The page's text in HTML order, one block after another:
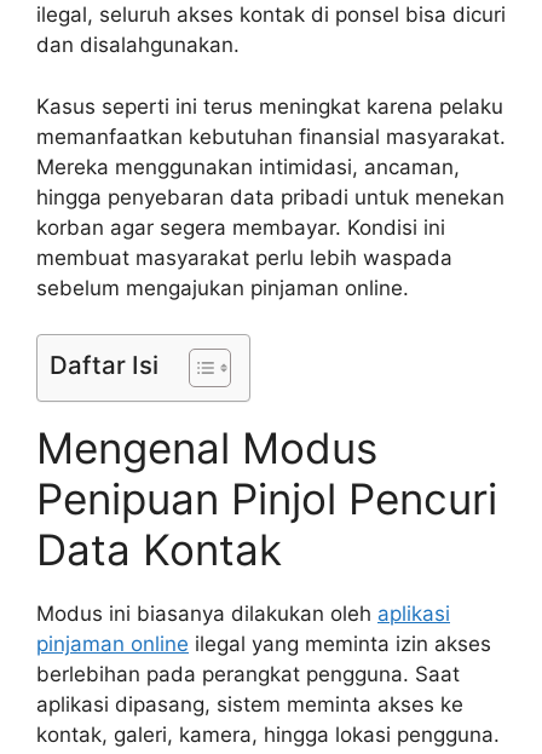
ilegal, seluruh akses kontak di ponsel bisa dicuri
dan disalahgunakan.
Kasus seperti ini terus meningkat karena pelaku
memanfaatkan kebutuhan finansial masyarakat.
Mereka menggunakan intimidasi, ancaman,
hingga penyebaran data pribadi untuk menekan
korban agar segera membayar. Kondisi ini
membuat masyarakat perlu lebih waspada
sebelum mengajukan pinjaman online.
Daftar Isi
Mengenal Modus
Penipuan Pinjol Pencuri
Data Kontak
Modus ini biasanya dilakukan oleh aplikasi
pinjaman online ilegal yang meminta izin akses
berlebihan pada perangkat pengguna. Saat
aplikasi dipasang, sistem meminta akses ke
kontak, galeri, kamera, hingga lokasi pengguna.